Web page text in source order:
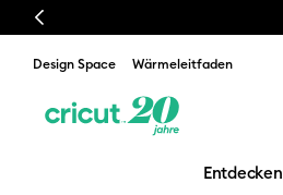
Previous
Design Space Wärmeleitfaden
Entdecken